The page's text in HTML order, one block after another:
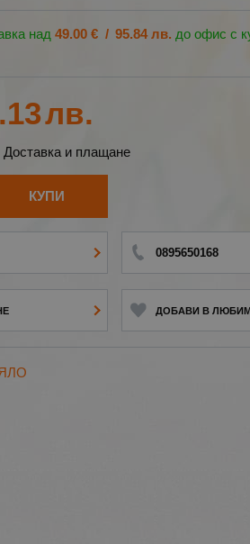
над49.00 € / 95.84 лв. до офис с
лв.
Доставка и плащане
КУПИ
0895650168
ДОБАВИ В